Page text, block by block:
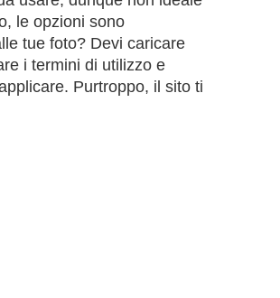
le opzioni sono
tue foto? Devi caricare
i termini di utilizzo e
Purtroppo, il sito ti